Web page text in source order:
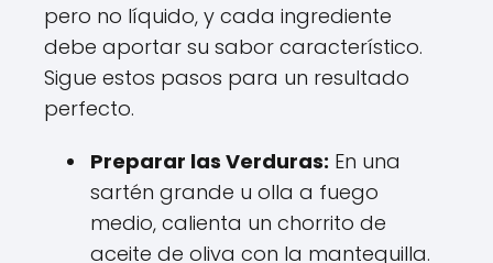
pero no líquido, y cada ingrediente
debe aportar su sabor característico.
Sigue estos pasos para un resultado
perfecto.
Preparar las Verduras: En una
sartén grande u olla a fuego
medio, calienta un chorrito de
aceite de oliva con la mantequilla.